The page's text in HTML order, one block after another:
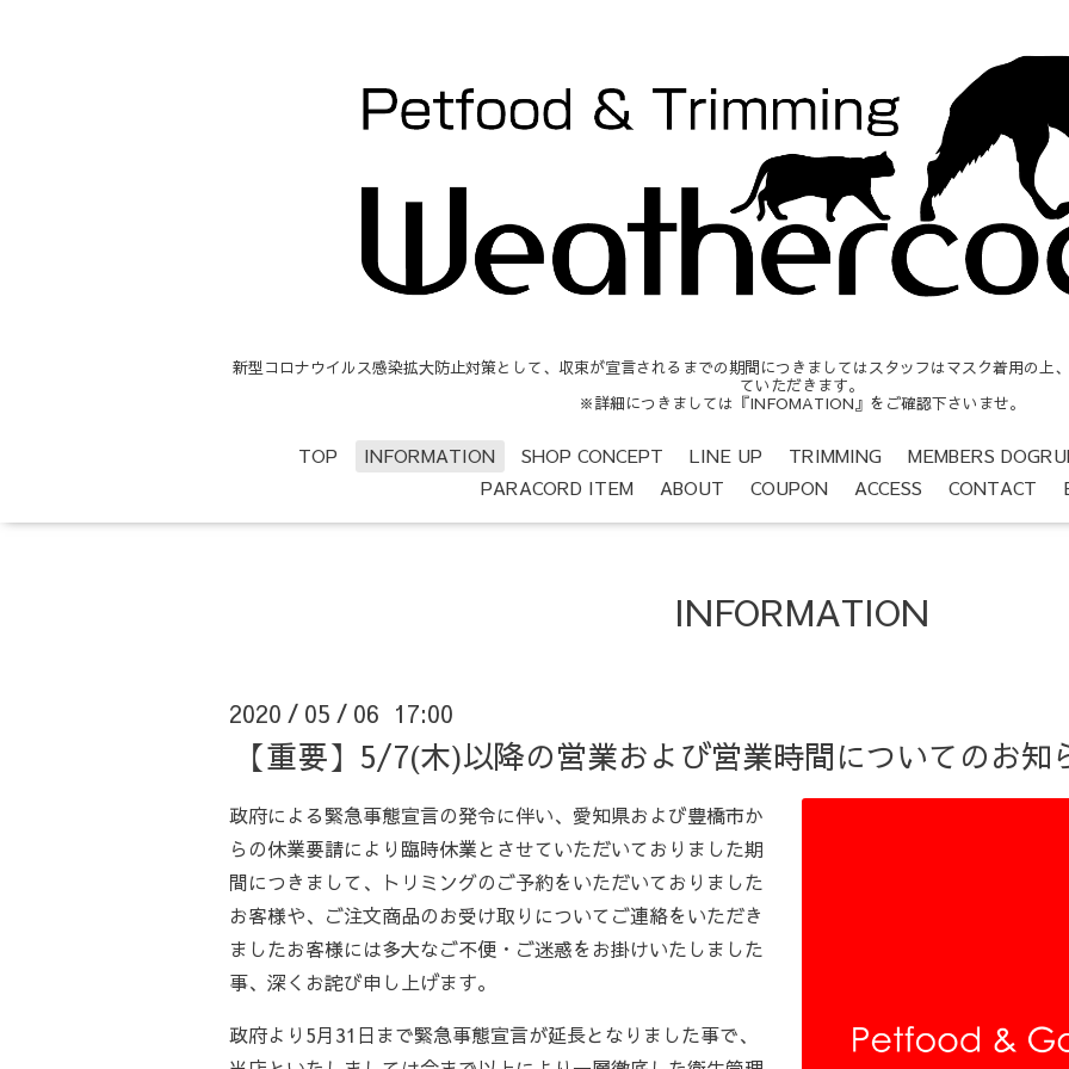
新型コロナウイルス感染拡大防止対策として、収束が宣言されるまでの期間につきましてはスタッフはマスク着用の上
ていただきます。
※詳細につきましては『INFOMATION』をご確認下さいませ。
TOP INFORMATION SHOP CONCEPT LINE UP TRIMMING
MEMBERS
PARACORD ITEM
ABOUT COUPON ACCESS CONTACT
INFORMATION
2020 / 05 / 06 17:00
【重要】5/7(木)以降の営業および営業時間についてのお知
政府による緊急事態宣言の発令に伴い、愛知県および豊橋市か
らの休業要請により臨時休業とさせていただいておりました期
間につきまして、トリミングのご予約をいただいておりました
お客様や、ご注文商品のお受け取りについてご連絡をいただき
ましたお客様には多大なご不便・ご迷惑をお掛けいたしました
事、深くお詫び申し上げます。
政府より5月31日まで緊急事態宣言が延長となりました事で、